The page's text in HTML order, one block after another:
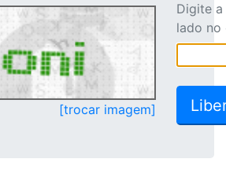
[trocar imagem]
Digite
lado no